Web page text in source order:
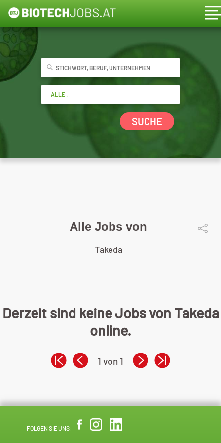
SUCHE
Alle Jobs von
Takeda
Derzeit sind keine Jobs von Takeda
online.
1 von 1
FOLGEN SIE UNS: